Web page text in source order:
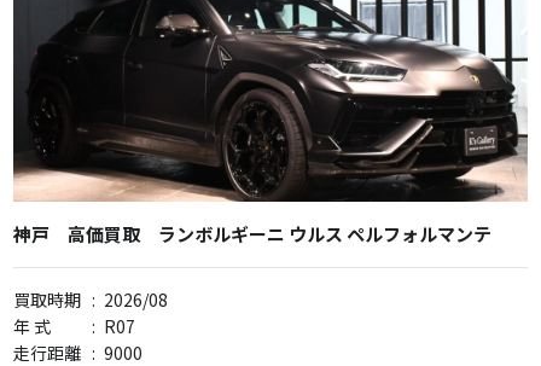
神戸 高価買取 ランボルギーニ ウルス ペルフォルマンテ
買取時期 : 2026/08
年 式
: R07
走行距離 : 9000